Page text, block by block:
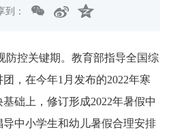
到：
防控关键期。教育部指导全国综
，在今年1月发布的2022年寒
础上，修订形成2022年暑假中
中小学生和幼儿暑假合理安排